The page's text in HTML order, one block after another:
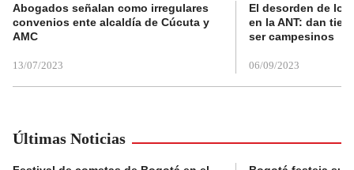
Abogados señalan como irregulares
convenios ente alcaldía de Cúcuta y
AMC
13/07/2023
El desorden de
en la ANT: dan
ser campesinos
06/09/2023
Últimas Noticias